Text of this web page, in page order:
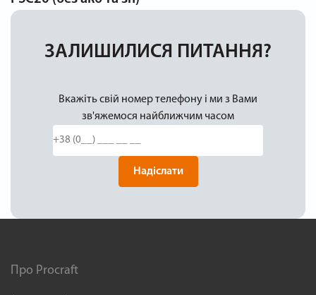
ЗАЛИШИЛИСЯ ПИТАННЯ?
Вкажіть свій номер телефону і ми з Вами
зв'яжемося найближчим часом
Надіслати
Про Procraft